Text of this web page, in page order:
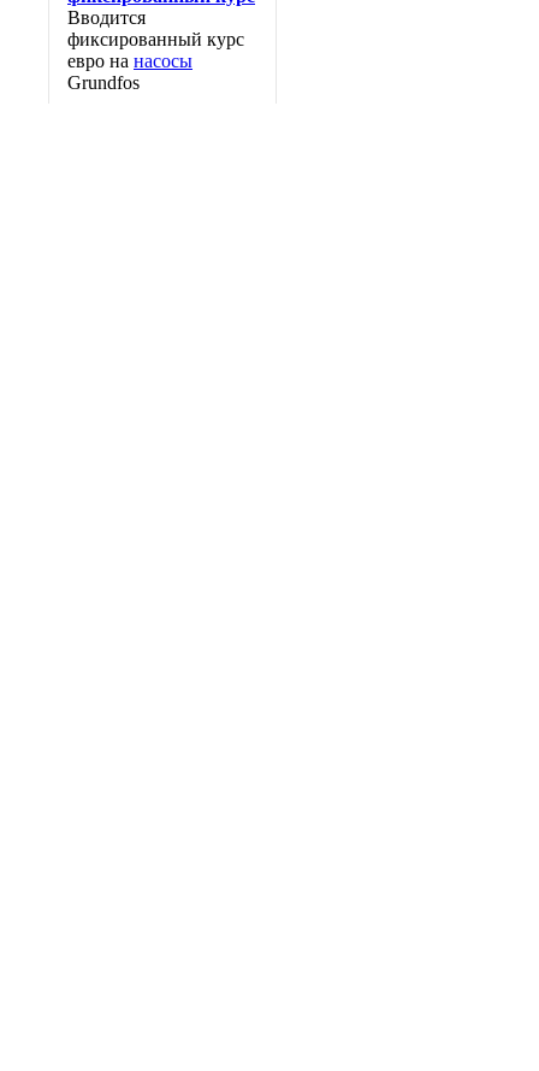
Вводится
фиксированный курс
евро на насосы
Grundfos